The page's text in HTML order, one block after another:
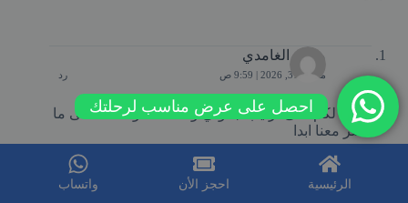
محمد الغامدي
مارس 31, 2026 | 9:59 ص رد
شكرا لكم على ترتيب جدولي وخاصة اخونا مصطفى ما
قصر معنا ابدا
احصل على عرض مناسب لرحلتك
الرئيسية احجز الأن واتساب